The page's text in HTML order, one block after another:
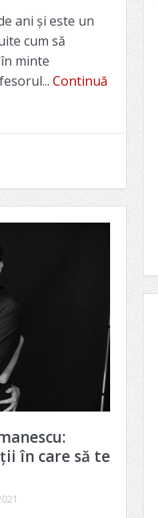
ani și este un
cum să
minte
Continuă
în care să te